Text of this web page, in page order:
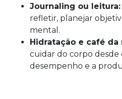
Journaling ou leitura:
refletir, planejar
mental.
Hidratação e café da
cuidar do corpo desde
desempenho e a